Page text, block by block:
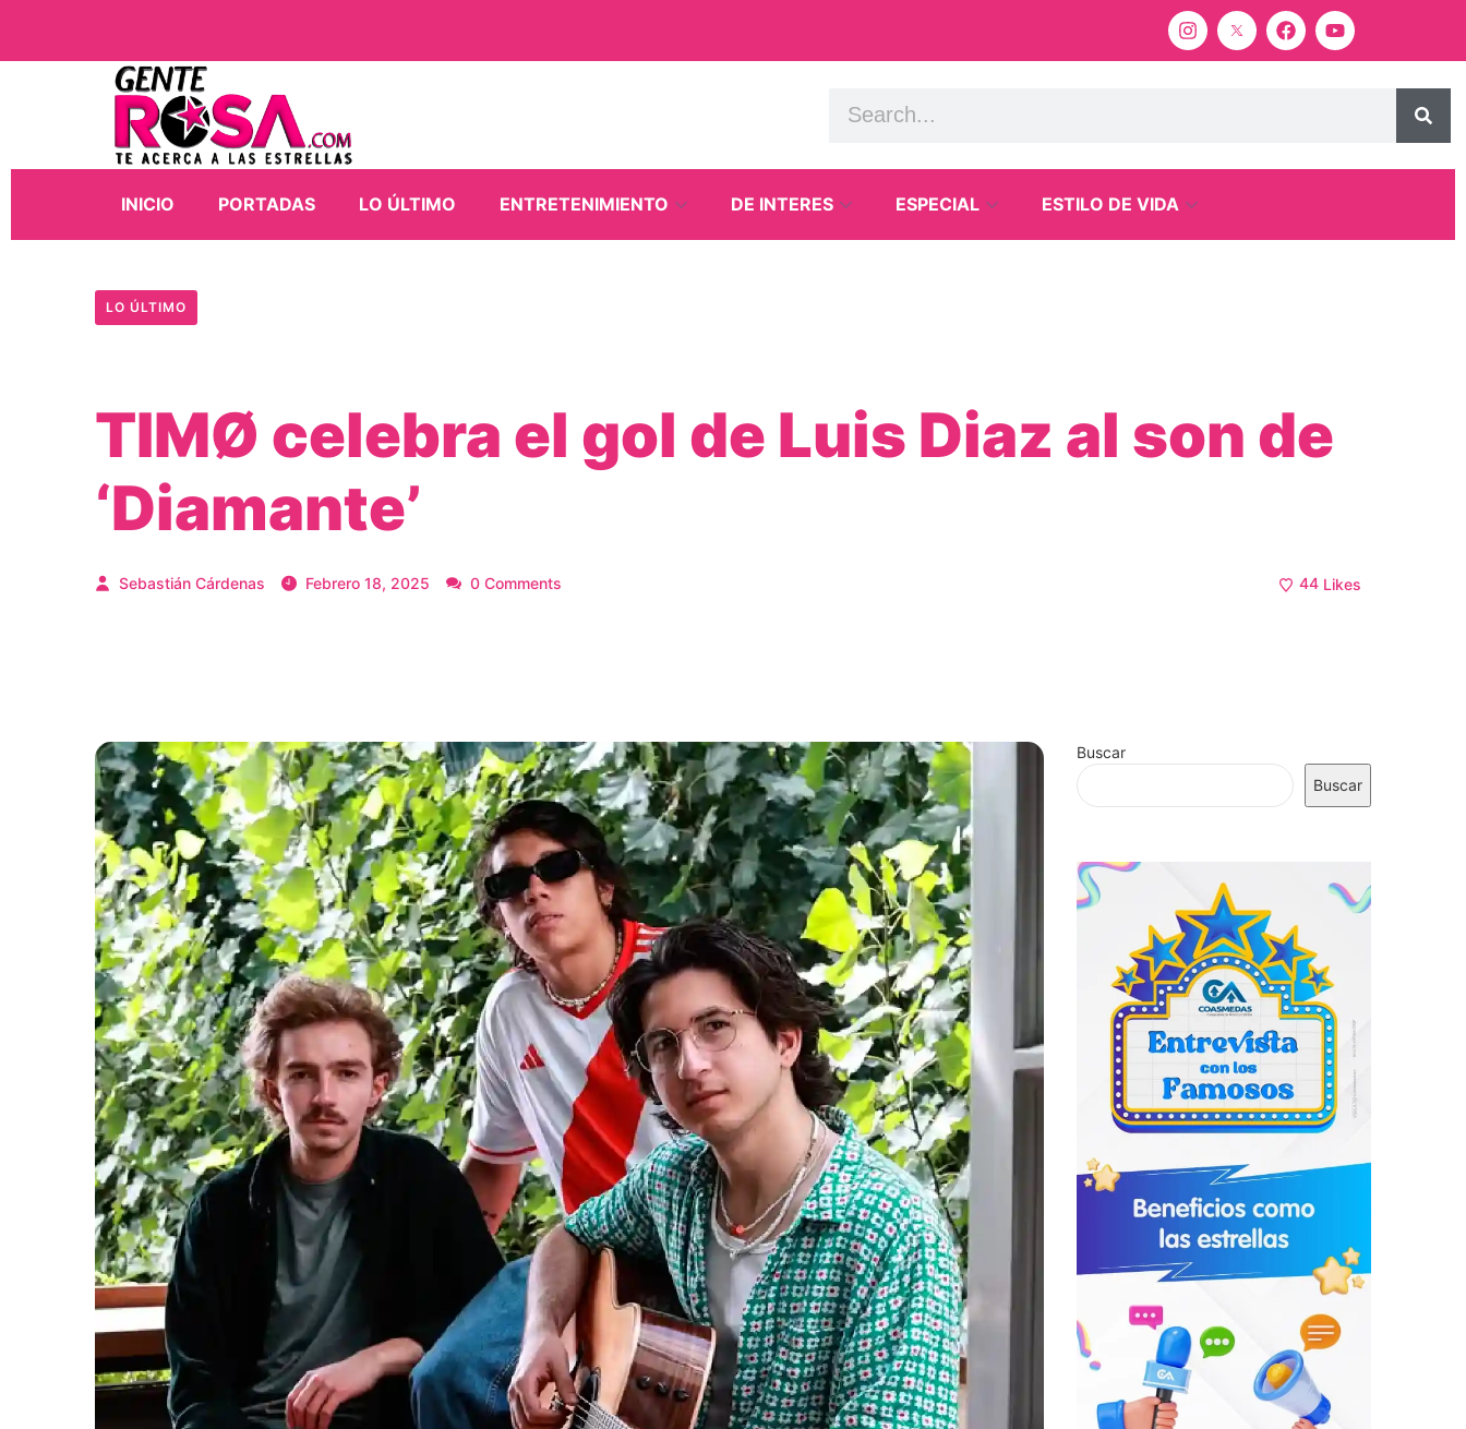
INICIO PORTADAS LO ÚLTIMO ENTRETENIMIENTO DE INTERES ESPECIAL ESTILO DE VIDA
LO ÚLTIMO
TIMØ celebra el gol de Luis Diaz al son de
‘Diamante’
Sebastián Cárdenas Febrero 18, 2025 0 Comments 44 Likes
Buscar
Buscar